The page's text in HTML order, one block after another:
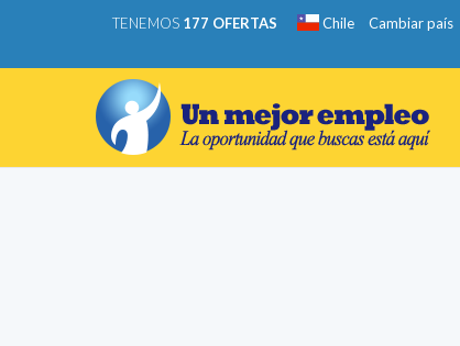
TENEMOS 177 OFERTAS Chile Cambiar país